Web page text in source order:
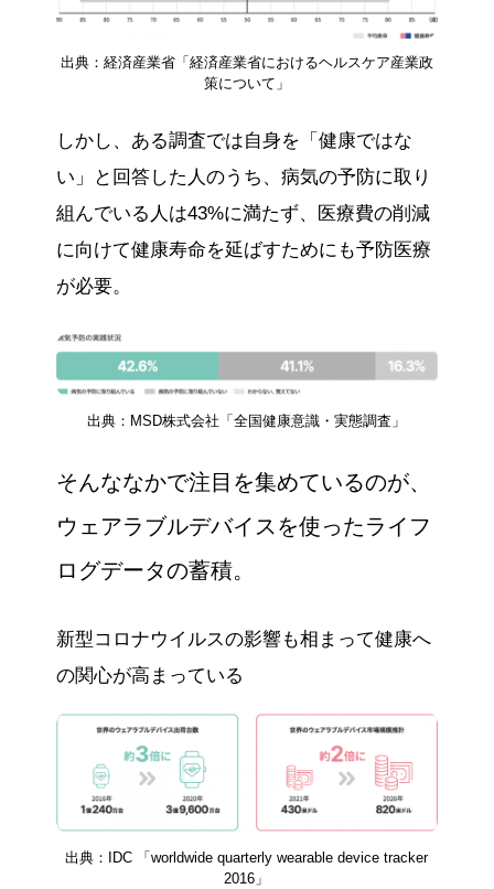
出典：経済産業省「経済産業省におけるヘルスケア産業政
策について」
しかし、ある調査では自身を「健康ではな
い」と回答した人のうち、病気の予防に取り
組んでいる人は43%に満たず、医療費の削減
に向けて健康寿命を延ばすためにも予防医療
が必要。
出典：MSD株式会社「全国健康意識・実態調査」
そんななかで注目を集めているのが、
ウェアラブルデバイスを使ったライフ
ログデータの蓄積。
新型コロナウイルスの影響も相まって健康へ
の関心が高まっている
出典：IDC 「worldwide quarterly wearable device tracker
2016」